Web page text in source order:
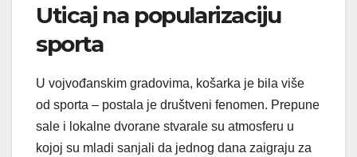
Uticaj na popularizaciju
sporta
U vojvođanskim gradovima, košarka je bila više
od sporta – postala je društveni fenomen. Prepune
sale i lokalne dvorane stvarale su atmosferu u
kojoj su mladi sanjali da jednog dana zaigraju za